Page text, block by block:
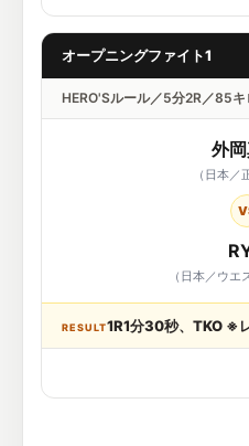
オープニングファイト1
HERO'Sルール／5分2R／85キ
外
（日本／
（日本／ウエ
RESULT1R1分30秒、TKO ※